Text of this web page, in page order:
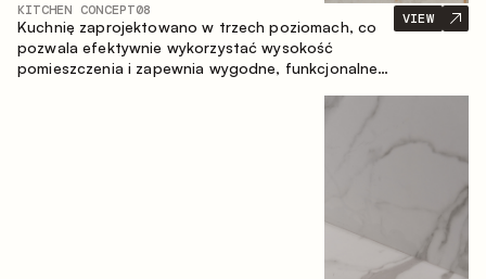
KITCHEN CONCEPT08
Kuchnię zaprojektowano w trzech poziomach, co
pozwala efektywnie wykorzystać wysokość
pomieszczenia i zapewnia wygodne, funkcjonalne
VIEW